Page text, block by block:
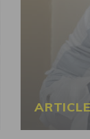
ARTICLE